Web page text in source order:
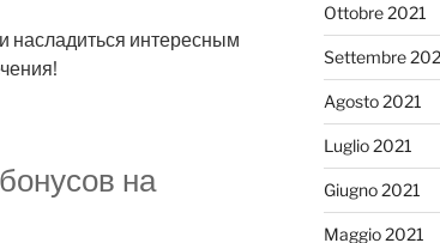
насладиться интересным
на
Ottobre 2021
Settembre
Agosto 2021
Luglio 2021
Giugno 2021
Maggio 2021